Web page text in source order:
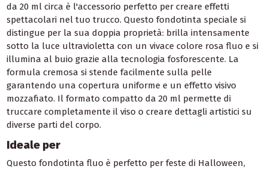
da 20 ml circa è l'accessorio perfetto per creare effetti
spettacolari nel tuo trucco. Questo fondotinta speciale si
distingue per la sua doppia proprietà: brilla intensamente
sotto la luce ultravioletta con un vivace colore rosa fluo e si
illumina al buio grazie alla tecnologia fosforescente. La
formula cremosa si stende facilmente sulla pelle
garantendo una copertura uniforme e un effetto visivo
mozzafiato. Il formato compatto da 20 ml permette di
truccare completamente il viso o creare dettagli artistici su
diverse parti del corpo.
Ideale per
Questo fondotinta fluo è perfetto per feste di Halloween,